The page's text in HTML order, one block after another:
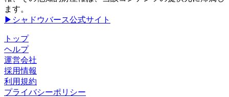
ます。
▶シャドウバース公式サイト
トップ
ヘルプ
運営会社
採用情報
利用規約
プライバシーポリシー